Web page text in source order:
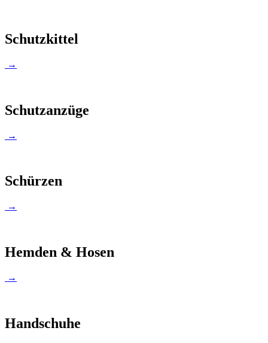
Schutzkittel
→
Schutzanzüge
→
Schürzen
→
Hemden & Hosen
→
Handschuhe